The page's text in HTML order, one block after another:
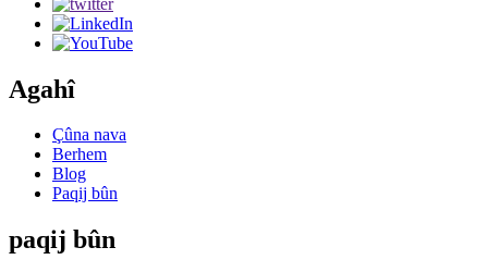
Agahî
Çûna nava
Berhem
Blog
Paqij bûn
paqij bûn